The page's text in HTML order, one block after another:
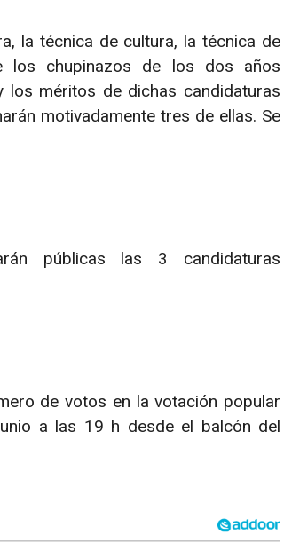
la técnica de cultura, la técnica de
los chupinazos de los dos años
los méritos de dichas candidaturas
motivadamente tres de ellas. Se
públicas las 3 candidaturas
de votos en la votación popular
a las 19 h desde el balcón del